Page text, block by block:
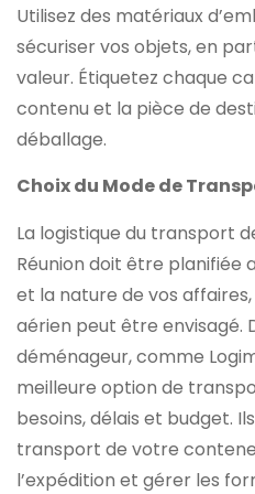
Utilisez des matériaux
sécuriser vos objets, en
valeur. Étiquetez chaque
contenu et la pièce de
déballage.
Choix du Mode de
La logistique du transport
Réunion doit être planifiée
et la nature de vos
aérien peut être envisagé.
déménageur, comme
meilleure option de
besoins, délais et budget.
transport de votre
l’expédition et gérer les